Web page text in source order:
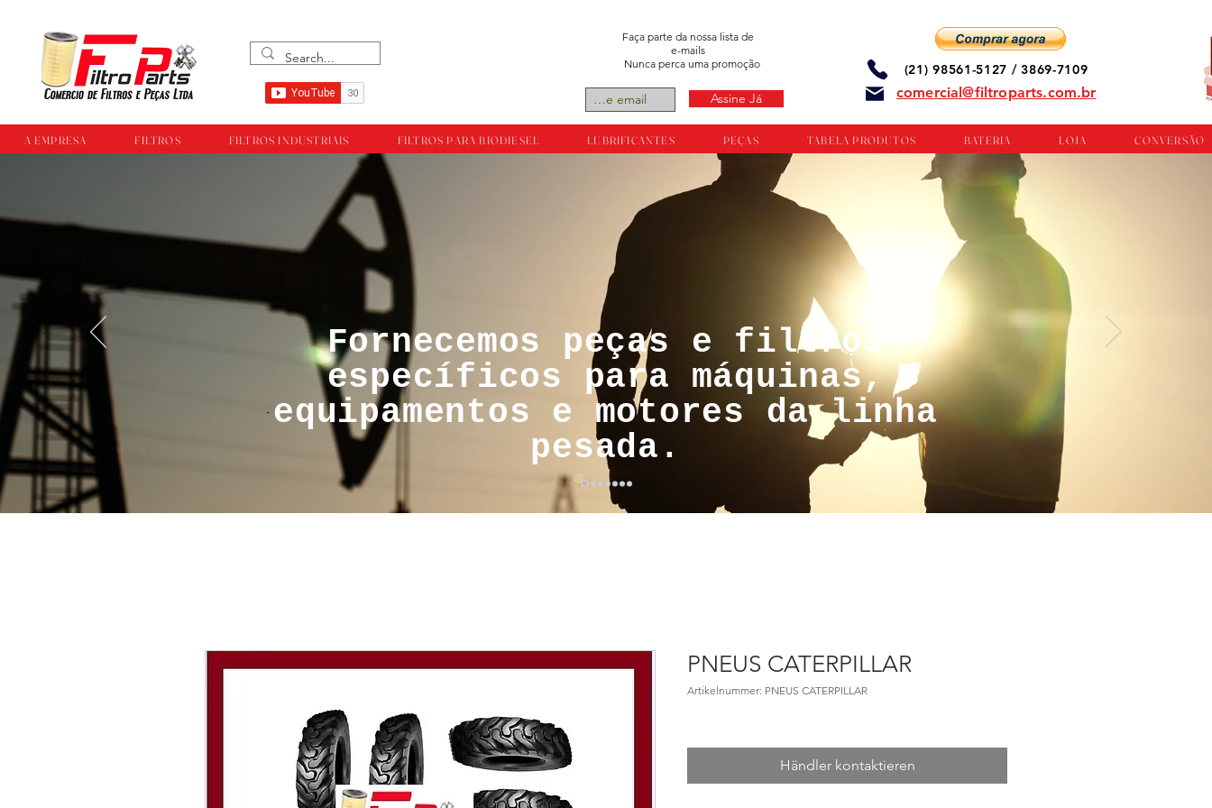
Faça parte da nossa lista de
e-mails
Nunca perca uma promoção
Assine Já
(21) 98561-5127 / 3869-7109
comercial@filtroparts.com.br
A EMPRESA FILTROS FILTROS INDUSTRIAIS FILTROS PARA BIODIESEL LUBRIFICANTES PEÇAS TABELA PRODUTOS BATERIA LOJA CONVERSÃO
™®©Todos os direitos reservador a
empresa Filtroparts.
Fornecemos peças e filtros
específicos para máquinas,
equipamentos e motores da linha
pesada.
PNEUS CATERPILLAR
Artikelnummer: PNEUS CATERPILLAR
Händler kontaktieren